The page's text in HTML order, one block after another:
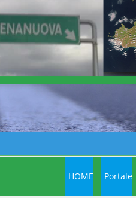
HOME Portale